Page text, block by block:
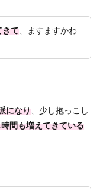
きて 、ますますかわ
になり 、少し抱っこし
間も増えてきている